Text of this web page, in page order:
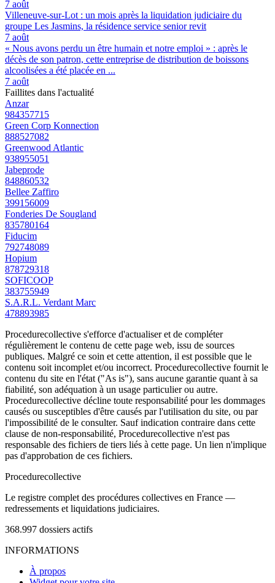
7 août
Villeneuve-sur-Lot : un mois après la liquidation judiciaire du
groupe Les Jasmins, la résidence service senior revit
7 août
« Nous avons perdu un être humain et notre emploi » : après le
décès de son patron, cette entreprise de distribution de boissons
alcoolisées a été placée en ...
7 août
Faillites dans l'actualité
Anzar
984357715
Green Corp Konnection
888527082
Greenwood Atlantic
938955051
Jabeprode
848860532
Bellee Zaffiro
399156009
Fonderies De Sougland
835780164
Fiducim
792748089
Hopium
878729318
SOFICOOP
383755949
S.A.R.L. Verdant Marc
478893985
Procedurecollective s'efforce d'actualiser et de compléter
régulièrement le contenu de cette page web, issu de sources
publiques. Malgré ce soin et cette attention, il est possible que le
contenu soit incomplet et/ou incorrect. Procedurecollective fournit le
contenu du site en l'état ("As is"), sans aucune garantie quant à sa
fiabilité, son adéquation à un usage particulier ou autre.
Procedurecollective décline toute responsabilité pour les dommages
causés ou susceptibles d'être causés par l'utilisation du site, ou par
l'impossibilité de le consulter. Sauf indication contraire dans cette
clause de non-responsabilité, Procedurecollective n'est pas
responsable des fichiers de tiers liés à cette page. Un lien n'implique
pas d'approbation de ces fichiers.
Procedurecollective
Le registre complet des procédures collectives en France —
redressements et liquidations judiciaires.
368.997 dossiers actifs
INFORMATIONS
À propos